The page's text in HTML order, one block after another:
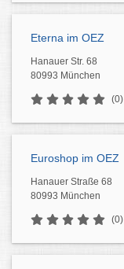
Eterna im OEZ
Hanauer Str. 68
80993 München
(0)
Euroshop im OEZ
Hanauer Straße 68
80993 München
(0)